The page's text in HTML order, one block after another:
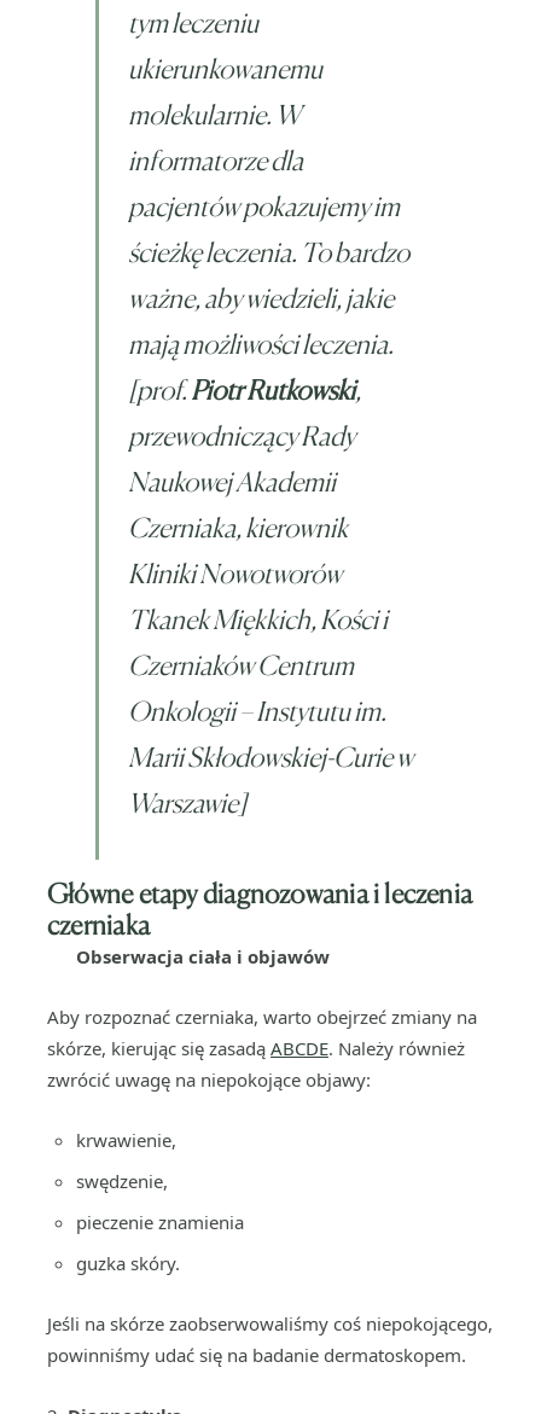
tym leczeniu
ukierunkowanemu
molekularnie. W
informatorze dla
pacjentów pokazujemy im
ścieżkę leczenia. To bardzo
ważne, aby wiedzieli, jakie
mają możliwości leczenia.
[prof.Piotr Rutkowski,
przewodniczący Rady
Naukowej Akademii
Czerniaka, kierownik
Kliniki Nowotworów
Tkanek Miękkich, Kości i
Czerniaków Centrum
Onkologii – Instytutu im.
Marii Skłodowskiej-Curie w
Warszawie]
Główne etapy diagnozowania i leczenia
czerniaka
Obserwacja ciała i objawów
Aby rozpoznać czerniaka, warto obejrzeć zmiany na
skórze, kierując się zasadą ABCDE. Należy również
zwrócić uwagę na niepokojące objawy:
krwawienie,
swędzenie,
pieczenie znamienia
guzka skóry.
Jeśli na skórze zaobserwowaliśmy coś niepokojącego,
powinniśmy udać się na badanie dermatoskopem.